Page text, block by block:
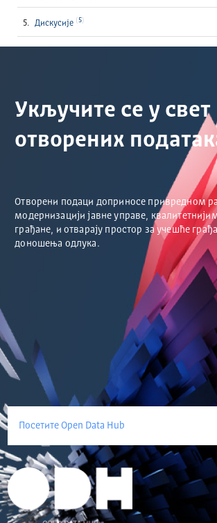
Дискусије 5
Укључите се у свет
отворених
Отворени подаци доприносе привредном
модернизацији јавне управе,
грађане, и отварају простор за учешће
доношења одлука.
Посетите Open Data Hub